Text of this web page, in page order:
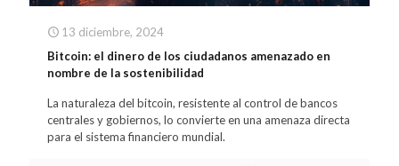
13 diciembre, 2024
Bitcoin: el dinero de los ciudadanos amenazado en
nombre de la sostenibilidad
La naturaleza del bitcoin, resistente al control de bancos
centrales y gobiernos, lo convierte en una amenaza directa
para el sistema financiero mundial.